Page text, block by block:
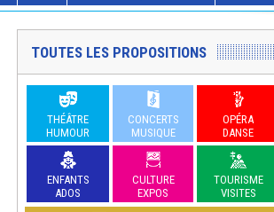
TOUTES LES PROPOSITIONS
THÉÂTRE
HUMOUR
CONCERTS
MUSIQUE
OPÉRA
DANSE
ENFANTS
ADOS
CULTURE
EXPOS
TOURISME
VISITES